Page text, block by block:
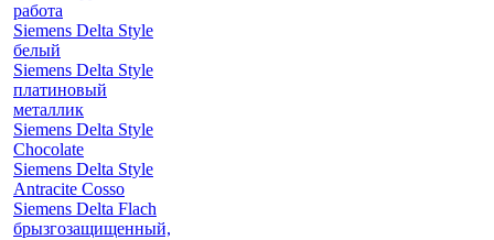
работа
Siemens Delta Style
белый
Siemens Delta Style
платиновый
металлик
Siemens Delta Style
Chocolate
Siemens Delta Style
Antracite Cosso
Siemens Delta Flach
брызгозащищенный,